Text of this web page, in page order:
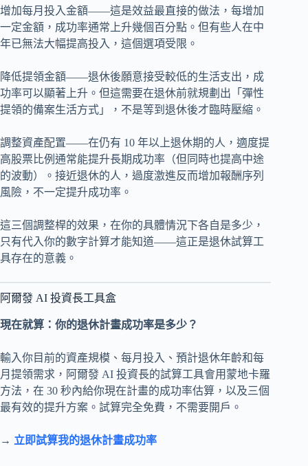
增加每月投入金額——這是效益最直接的做法，每增加
一定金額，成功率通常上升幾個百分點。但有些人在中
年已無法大幅提高投入，這個選項受限。
降低提領金額——退休後願意接受較低的生活支出，成
功率可以顯著上升。但這需要在退休前就規劃出「彈性
提領的備案生活方式」，不是等到退休後才臨時壓縮。
調整資產配置——在仍有 10 年以上退休期的人，適度提
高股票比例通常能提升長期成功率（但同時也提高中途
的波動）。接近退休的人，過度激進反而增加報酬序列
風險，不一定提升成功率。
這三個調整桿的效果，在你的具體情況下各自是多少，
只有代入你的數字計算才能知道——這正是退休試算工
具存在的意義。
阿爾發 AI 投資長工具盒
現在就算：你的退休計畫成功率是多少？
輸入你目前的資產規模、每月投入、預計退休年齡和每
月提領需求，阿爾發 AI 投資長的試算工具會用蒙地卡羅
方法，在 30 秒內給你現在計畫的成功率估算，以及三個
最有效的提升方案。試算完全免費，不需要開戶。
→ 立即試算我的退休計畫成功率